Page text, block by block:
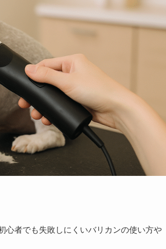
心者でも失敗しにくいバリカンの使い方や